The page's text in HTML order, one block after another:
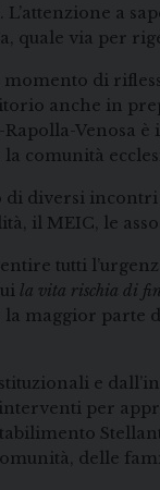
L’attenzione a
quale via per
di
anche in
Venosa
comunità
di diversi
il MEIC, le
tutti
la vita rischia di
maggior
e
per
delle